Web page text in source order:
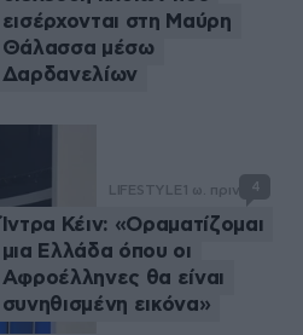
εισέρχονται στη Μαύρη
Θάλασσα μέσω
Δαρδανελίων
LIFESTYLE 1 ω. πριν 4
Ίντρα Κέιν: «Οραματίζομαι
μια Ελλάδα όπου οι
Αφροέλληνες θα είναι
συνηθισμένη εικόνα»